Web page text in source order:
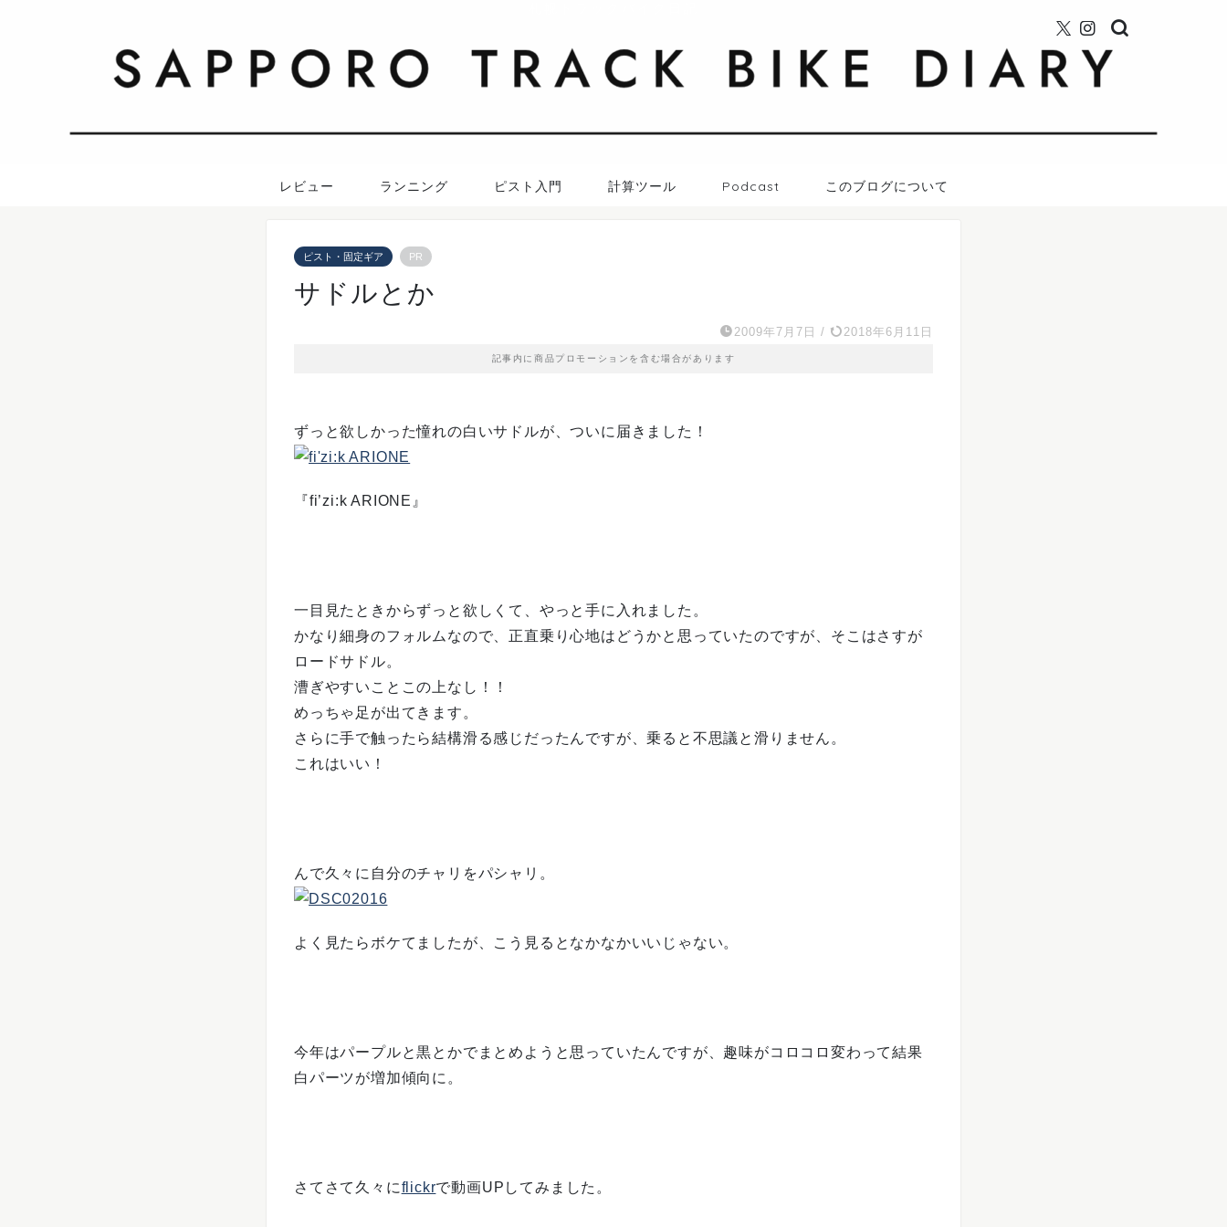
レビュー ランニング ピスト入門 計算ツール Podcast このブログについて
ピスト・固定ギア PR
サドルとか
2009年7月7日 / 2018年6月11日
記事内に商品プロモーションを含む場合があります
ずっと欲しかった憧れの白いサドルが、ついに届きました！
『fi’zi:k ARIONE』
一目見たときからずっと欲しくて、やっと手に入れました。
かなり細身のフォルムなので、正直乗り心地はどうかと思っていたのですが、そこはさすが
ロードサドル。
漕ぎやすいことこの上なし！！
めっちゃ足が出てきます。
さらに手で触ったら結構滑る感じだったんですが、乗ると不思議と滑りません。
これはいい！
んで久々に自分のチャリをパシャリ。
よく見たらボケてましたが、こう見るとなかなかいいじゃない。
今年はパープルと黒とかでまとめようと思っていたんですが、趣味がコロコロ変わって結果
白パーツが増加傾向に。
さてさて久々にflickrで動画UPしてみました。